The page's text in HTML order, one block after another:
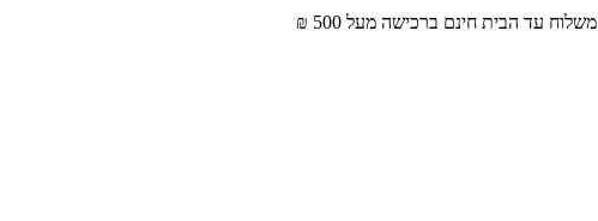
משלוח עד הבית חינם ברכישה מעל 500 ₪